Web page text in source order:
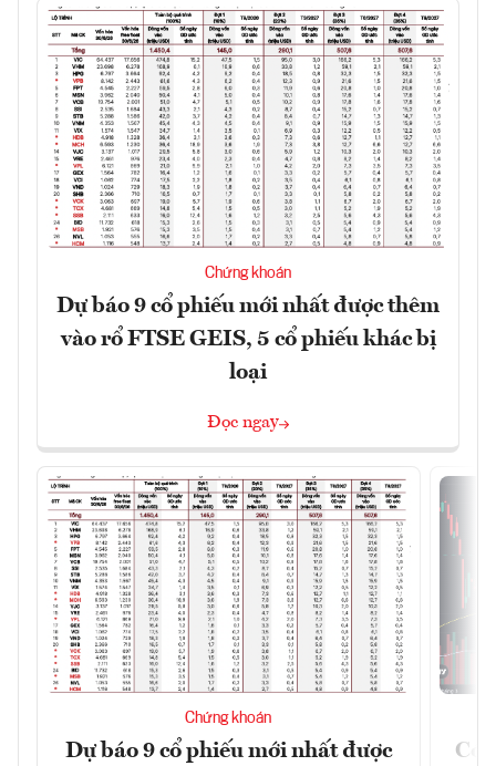
Chứng khoán
Dự báo 9 cổ phiếu mới nhất được thêm
vào rổ FTSE GEIS, 5 cổ phiếu khác bị
loại
Đọc ngay
Chứng khoán
Dự báo 9 cổ phiếu mới nhất được
Có